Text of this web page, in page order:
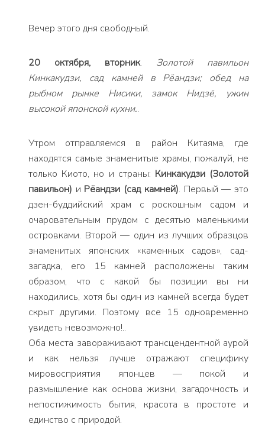
Вечер этого дня свободный.
20 октября, вторник. Золотой павильон
Кинкакудзи, сад камней в Рёандзи; обед на
рыбном рынке Нисики, замок Нидзё, ужин
высокой японской кухни..
Утром отправляемся в район Китаяма, где
находятся самые знаменитые храмы, пожалуй, не
только Киото, но и страны: Кинкакудзи (Золотой
павильон) и Рёандзи (сад камней). Первый — это
дзен-буддийский храм с роскошным садом и
очаровательным прудом с десятью маленькими
островками. Второй — один из лучших образцов
знаменитых японских «каменных садов», сад-
загадка, его 15 камней расположены таким
образом, что с какой бы позиции вы ни
находились, хотя бы один из камней всегда будет
скрыт другими. Поэтому все 15 одновременно
увидеть невозможно!..
Оба места завораживают трансцендентной аурой
и как нельзя лучше отражают специфику
мировосприятия японцев — покой и
размышление как основа жизни, загадочность и
непостижимость бытия, красота в простоте и
единство с природой.